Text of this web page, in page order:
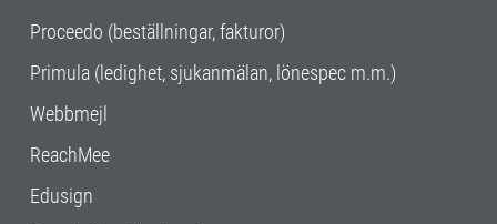
Proceedo (beställningar, fakturor)
Primula (ledighet, sjukanmälan, lönespec m.m.)
Webbmejl
ReachMee
Edusign